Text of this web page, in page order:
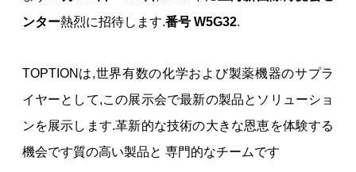
ンター熱烈に招待します.番号 W5G32.
TOPTIONは,世界有数の化学および製薬機器のサプラ
イヤーとして,この展示会で最新の製品とソリューショ
ンを展示します.革新的な技術の大きな恩恵を体験する
機会です質の高い製品と 専門的なチームです